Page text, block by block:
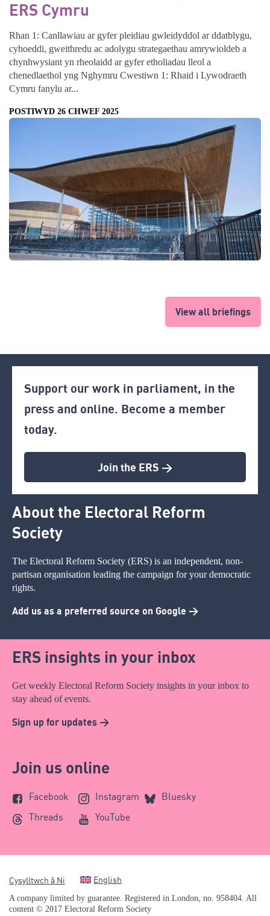
ERS Cymru
Rhan 1: Canllawiau ar gyfer pleidiau gwleidyddol ar ddatblygu,
cyhoeddi, gweithredu ac adolygu strategaethau amrywioldeb a
chynhwysiant yn rheolaidd ar gyfer etholiadau lleol a
chenedlaethol yng Nghymru Cwestiwn 1: Rhaid i Lywodraeth
Cymru fanylu ar...
POSTIWYD 26 CHWEF 2025
View all briefings
Support our work in parliament, in the
press and online. Become a member
today.
Join the ERS >
About the Electoral Reform
Society
The Electoral Reform Society (ERS) is an independent, non-
partisan organisation leading the campaign for your democratic
rights.
Add us as a preferred source on Google >
ERS insights in your inbox
Get weekly Electoral Reform Society insights in your inbox to
stay ahead of events.
Sign up for updates >
Join us online
Facebook Instagram
Bluesky
Threads
YouTube
Cysylltwch â Ni English
A company limited by guarantee. Registered in London, no. 958404. All
content © 2017 Electoral Reform Society